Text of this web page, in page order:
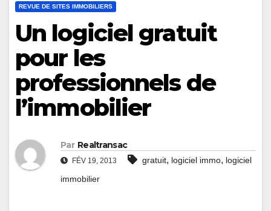
REVUE DE SITES IMMOBILIERS
Un logiciel gratuit
pour les
professionnels de
l’immobilier
Par Realtransac
FÉV 19, 2013 gratuit, logiciel immo, logiciel
immobilier